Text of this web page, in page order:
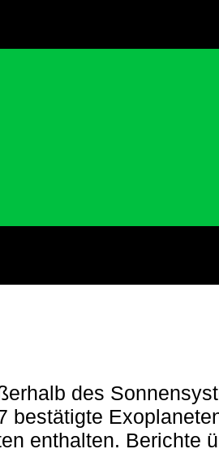
des
bestätigte
enthalten. Berichte